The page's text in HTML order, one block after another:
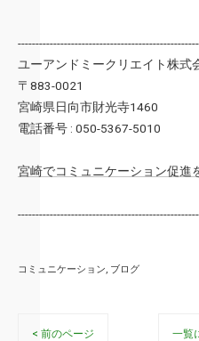
ユーアンドミークリエイト株式
〒883-0021
宮崎県日向市財光寺1460
電話番号 : 050-5367-5010
宮崎でコミュニケーション促進
コミュニケーション ブログ
< 前のページ 一覧